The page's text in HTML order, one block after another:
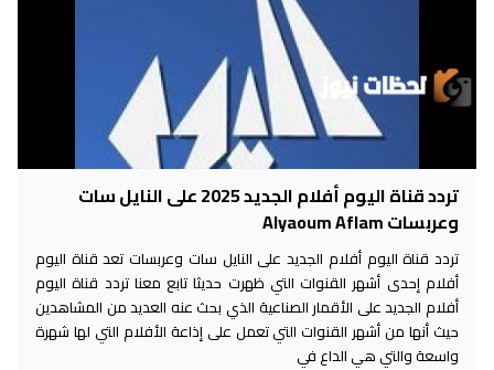
تردد قناة اليوم أفلام الجديد 2025 على النايل سات
وعربسات Alyaoum Aflam
تردد قناة اليوم أفلام الجديد على النايل سات وعربسات تعد قناة اليوم
أفلام إحدى أشهر القنوات التي ظهرت حديثا تابع معنا تردد قناة اليوم
أفلام الجديد على الأقمار الصناعية الذي بحث عنه العديد من المشاهدين
حيث أنها من أشهر القنوات التي تعمل على إذاعة الأفلام التي لها شهرة
واسعة والتي هي الداع في